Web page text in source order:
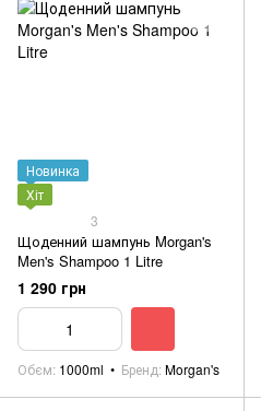
Новинка
Хіт
3
Щоденний шампунь Morgan's
Men's Shampoo 1 Litre
1 290 грн
Обєм 1000ml Бренд Morgan's